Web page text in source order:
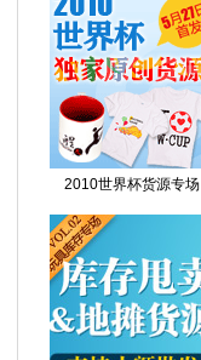
2010世界杯货源专场